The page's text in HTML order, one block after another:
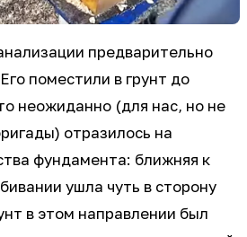
предварительно
поместили в грунт до
неожиданно (для нас, но не
отразилось на
фундамента: ближняя к
ушла чуть в сторону
в этом направлении был